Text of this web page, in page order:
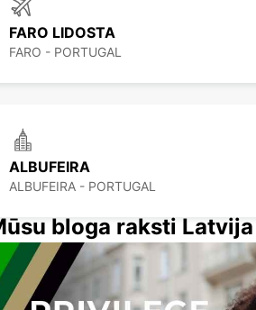
FARO LIDOSTA
FARO - PORTUGAL
ALBUFEIRA
ALBUFEIRA - PORTUGAL
PRAIA DA ROCHA
bloga raksti Latvija